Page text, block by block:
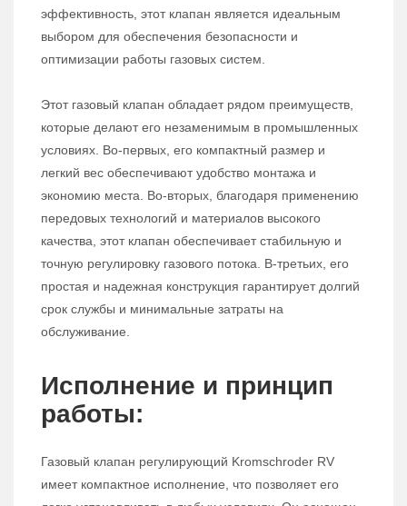
эффективность, этот клапан является идеальным
выбором для обеспечения безопасности и
оптимизации работы газовых систем.
Этот газовый клапан обладает рядом преимуществ,
которые делают его незаменимым в промышленных
условиях. Во-первых, его компактный размер и
легкий вес обеспечивают удобство монтажа и
экономию места. Во-вторых, благодаря применению
передовых технологий и материалов высокого
качества, этот клапан обеспечивает стабильную и
точную регулировку газового потока. В-третьих, его
простая и надежная конструкция гарантирует долгий
срок службы и минимальные затраты на
обслуживание.
Исполнение и принцип
работы:
Газовый клапан регулирующий Kromschroder RV
имеет компактное исполнение, что позволяет его